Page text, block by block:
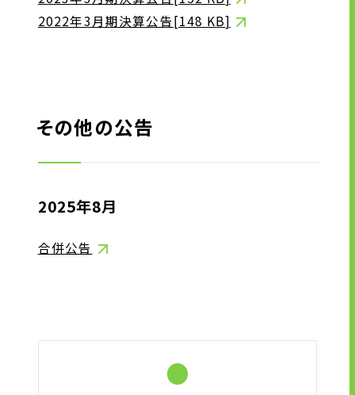
2022年3月期決算公告[148 KB]
その他の公告
2025年8月
合併公告